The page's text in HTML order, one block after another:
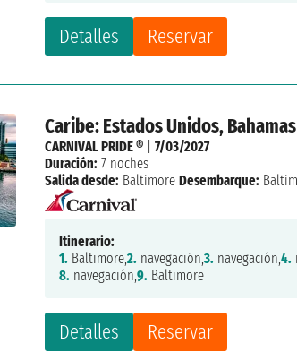
Detalles Reservar
Caribe: Estados Unidos, Bahamas
Detalles Reservar
CARNIVAL PRIDE ® |7/03/2027
Duración: 7 noches
Salida desde: Baltimore Desembarque:
Itinerario:
1. Baltimore,2. navegación,3. navegación,4.
8. navegación,9. Baltimore